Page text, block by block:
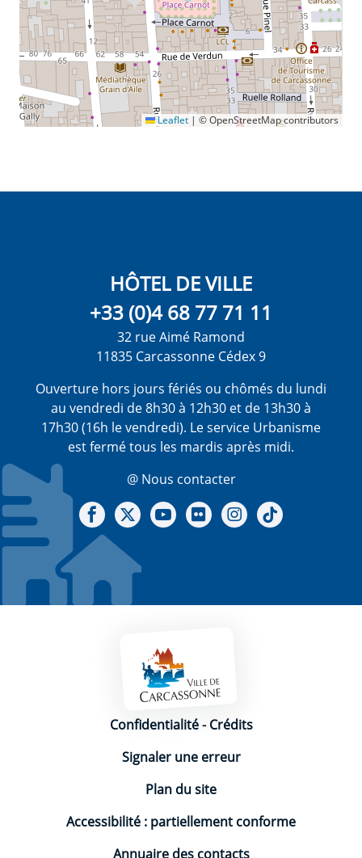
Leaflet | © OpenStreetMap contributors
HÔTEL DE VILLE
+33 (0)4 68 77 71 11
32 rue Aimé Ramond
11835 Carcassonne Cédex 9
Ouverture hors jours fériés ou chômés du lundi
au vendredi de 8h30 à 12h30 et de 13h30 à
17h30 (16h le vendredi). Le service Urbanisme
est fermé tous les mardis après midi.
@ Nous contacter
Notre Facebook
Notre X - (twitter)
Notre chaine Youtube
Notre Gallerie sur Flickr
Notre Instagram
Mentions légales
Confidentialité-Crédits
Signaler une erreur
Plan du site
Accessibilité : partiellement conforme
Annuaire des contacts